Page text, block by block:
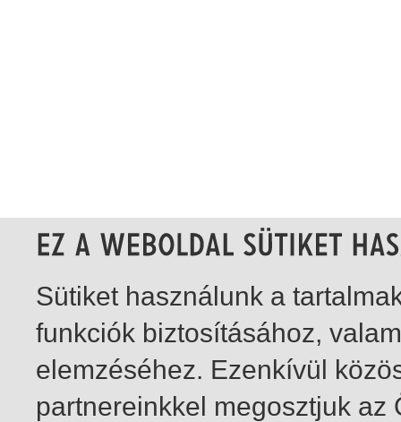
Sütiket használunk a
funkciók biztosításához,
elemzéséhez. Ezenkívül
partnereinkkel megosztjuk